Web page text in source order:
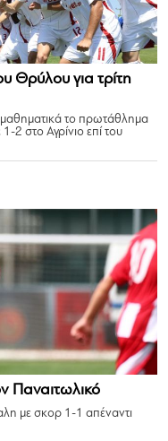
Θρύλου για τρίτη
μαθηματικά το πρωτάθλημα
2 στο Αγρίνιο επί του
Παναιτωλικό
με σκορ 1-1 απέναντι